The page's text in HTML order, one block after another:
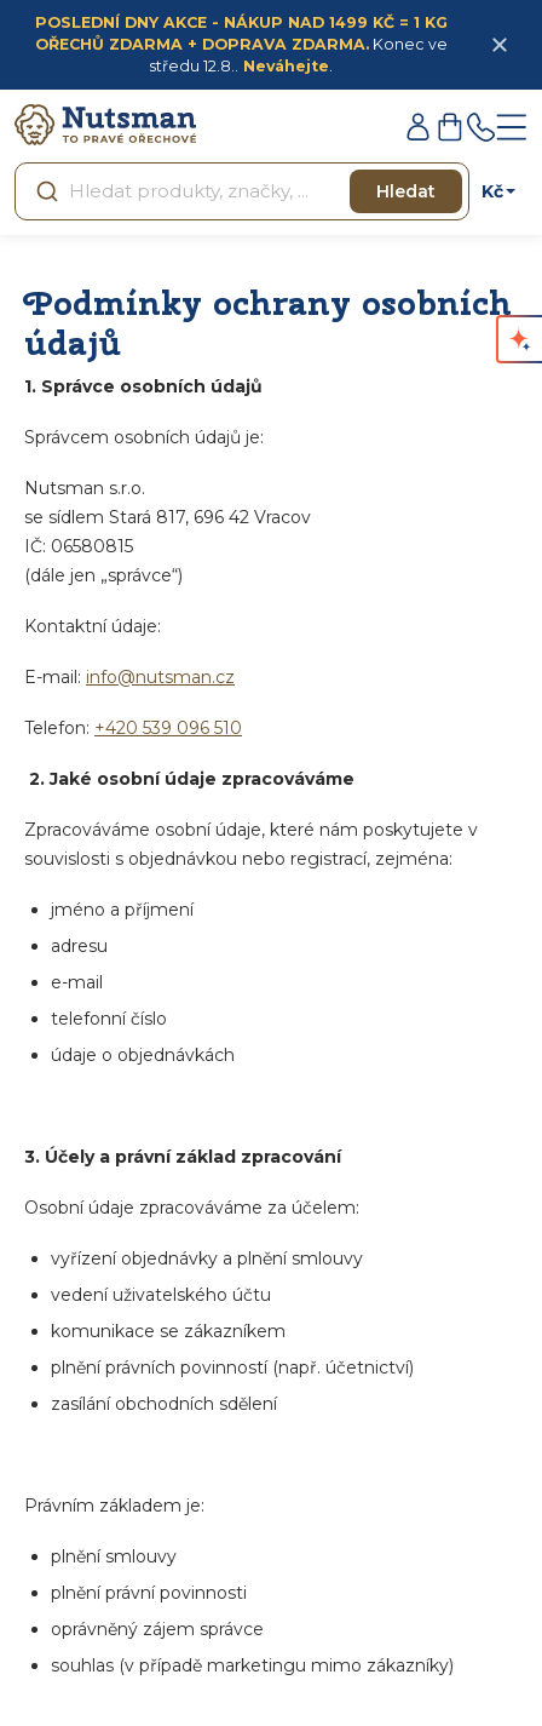
obsah
POSLEDNÍ DNY AKCE - NÁKUP NAD 1499 KČ = 1 KG
OŘECHŮ ZDARMA + DOPRAVA ZDARMA.Konec ve
středu 12.8.. Neváhejte.
Hledat Kč
Přihlášení
Nákupní
košík
Podmínky ochrany osobních
údajů
1. Správce osobních údajů
Správcem osobních údajů je:
Nutsman s.r.o.
se sídlem Stará 817, 696 42 Vracov
IČ: 06580815
(dále jen „správce“)
Kontaktní údaje:
E-mail: info@nutsman.cz
Telefon: +420 539 096 510
2. Jaké osobní údaje zpracováváme
Zpracováváme osobní údaje, které nám poskytujete v
souvislosti s objednávkou nebo registrací, zejména:
jméno a příjmení
adresu
e-mail
telefonní číslo
údaje o objednávkách
3. Účely a právní základ zpracování
Osobní údaje zpracováváme za účelem:
vyřízení objednávky a plnění smlouvy
vedení uživatelského účtu
komunikace se zákazníkem
plnění právních povinností (např. účetnictví)
zasílání obchodních sdělení
Právním základem je:
plnění smlouvy
plnění právní povinnosti
oprávněný zájem správce
souhlas (v případě marketingu mimo zákazníky)